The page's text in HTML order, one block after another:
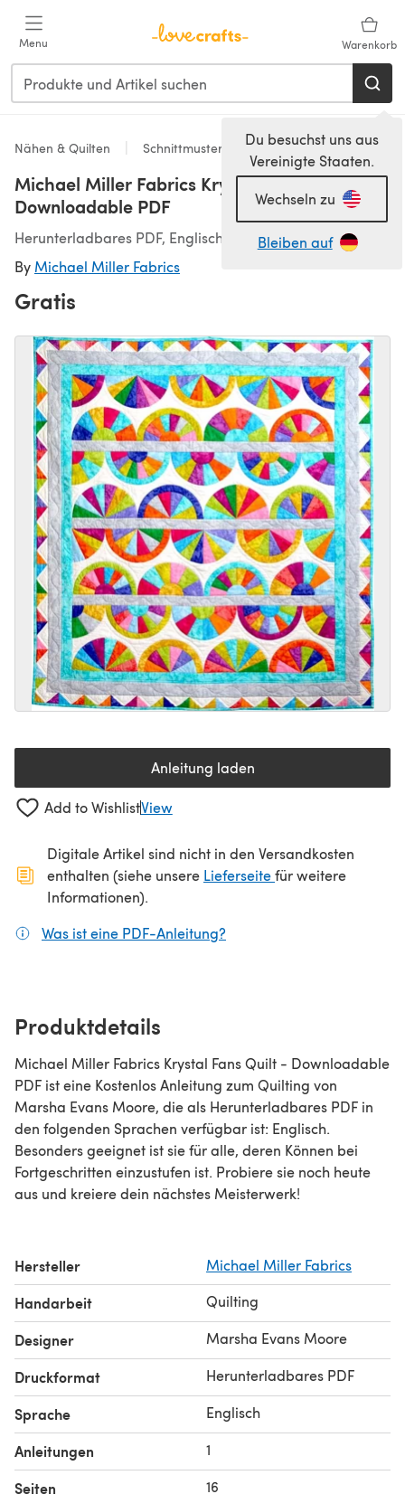
Menu Warenkorb
Du besuchst uns aus
Vereinigte Staaten.
Wechseln zu
Bleiben auf
Nähen & Quilten Schnittmuster & Quiltmuster
Michael Miller Fabrics Krystal Fans Quilt -
Downloadable PDF
Herunterladbares PDF, Englisch
By Michael Miller Fabrics
Gratis
Anleitung laden(öffnet sich in einem neuen
Add to WishlistView
Digitale Artikel sind nicht in den Versandkosten
enthalten (siehe unsere Lieferseite(öffnet sich in
für weitere
Informationen).
Was ist eine PDF-Anleitung?
Produktdetails
Michael Miller Fabrics Krystal Fans Quilt - Downloadable
PDF ist eine Kostenlos Anleitung zum Quilting von
Marsha Evans Moore, die als Herunterladbares PDF in
den folgenden Sprachen verfügbar ist: Englisch.
Besonders geeignet ist sie für alle, deren Können bei
Fortgeschritten einzustufen ist. Probiere sie noch heute
aus und kreiere dein nächstes Meisterwerk!
Hersteller Michael Miller Fabrics
Handarbeit Quilting
Designer Marsha Evans Moore
Druckformat Herunterladbares PDF
Sprache Englisch
Anleitungen 1
Seiten 16